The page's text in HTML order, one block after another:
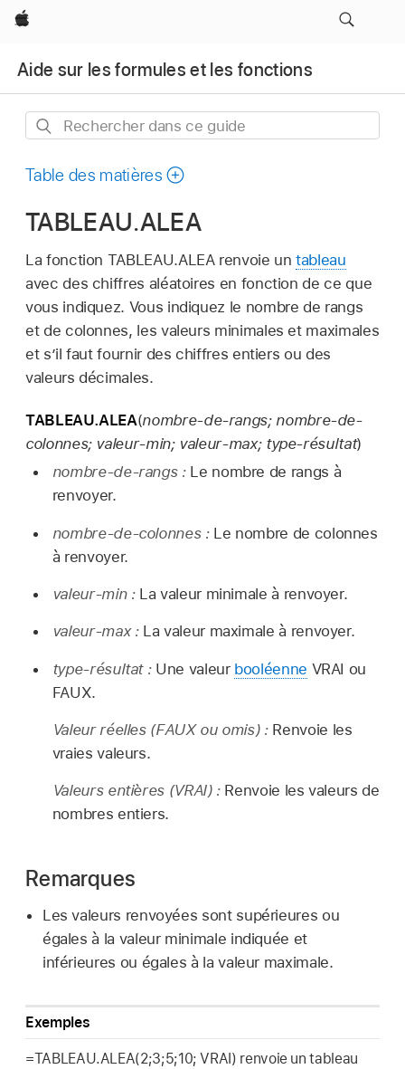
Apple
Aide sur les formules et les fonctions
Rechercher
ce
Table des matières
TABLEAU.ALEA
La fonction TABLEAU.ALEA renvoie untableau
avec des chiffres aléatoires en fonction de ce que
vous indiquez. Vous indiquez le nombre de rangs
et de colonnes, les valeurs minimales et maximales
et s’il faut fournir des chiffres entiers ou des
valeurs décimales.
TABLEAU.ALEA(nombre-de-rangs; nombre-de-
colonnes; valeur-min; valeur-max; type-résultat)
nombre-de-rangs : Le nombre de rangs à
renvoyer.
nombre-de-colonnes : Le nombre de colonnes
à renvoyer.
valeur-min : La valeur minimale à renvoyer.
valeur-max : La valeur maximale à renvoyer.
type-résultat : Une valeur booléenne VRAI ou
FAUX.
Valeur réelles (FAUX ou omis): Renvoie les
vraies valeurs.
Valeurs entières (VRAI): Renvoie les valeurs de
nombres entiers.
Remarques
Les valeurs renvoyées sont supérieures ou
égales à la valeur minimale indiquée et
inférieures ou égales à la valeur maximale.
Exemples
=TABLEAU.ALEA(2;3;5;10; VRAI) renvoie un tableau